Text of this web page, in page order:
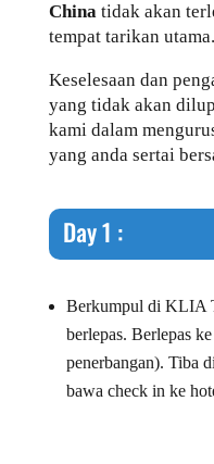
Chinatidak akan
tempat tarikan utama.
Keselesaan dan
yang tidak akan
kami dalam
yang anda sertai
Day 1 :
Berkumpul di KLIA
berlepas. Berlepas
penerbangan). Tiba
bawa check in ke